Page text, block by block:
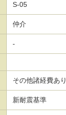
S-05
仲介
-
その他諸経費あり
新耐震基準